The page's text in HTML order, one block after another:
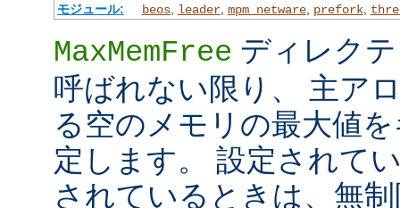
モジュール: beos, leader, mpm_netware, prefork,
MaxMemFree ディレク
呼ばれない限り、 主ア
る空のメモリの最大値
定します。 設定されて
されているときは、無